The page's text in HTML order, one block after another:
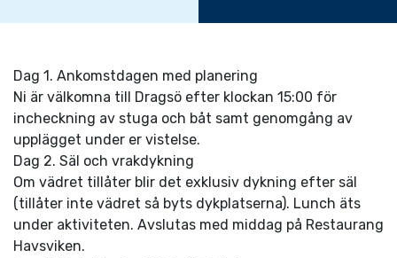
Dag 1. Ankomstdagen med planering
Ni är välkomna till Dragsö efter klockan 15:00 för
incheckning av stuga och båt samt genomgång av
upplägget under er vistelse.
Dag 2. Säl och vrakdykning
Om vädret tillåter blir det exklusiv dykning efter säl
(tillåter inte vädret så byts dykplatserna). Lunch äts
under aktiviteten. Avslutas med middag på Restaurang
Havsviken.